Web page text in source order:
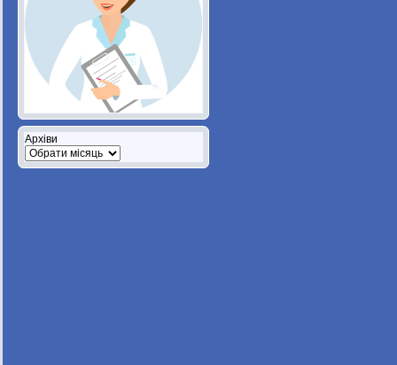
Архіви